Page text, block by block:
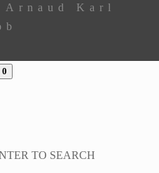
Arnaud Karl
0
TO SEARCH